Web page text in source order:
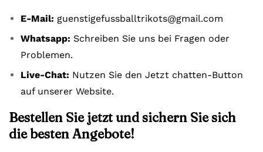
E-Mail: guenstigefussballtrikots@gmail.com
Whatsapp: Schreiben Sie uns bei Fragen oder
Problemen.
Live-Chat: Nutzen Sie den Jetzt chatten-Button
auf unserer Website.
Bestellen Sie jetzt und sichern Sie sich
die besten Angebote!